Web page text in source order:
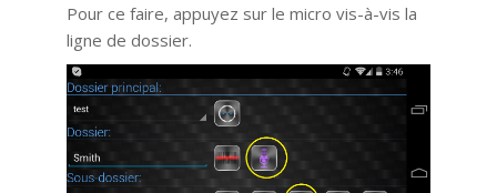
Pour ce faire, appuyez sur le micro vis-à-vis la
ligne de dossier.